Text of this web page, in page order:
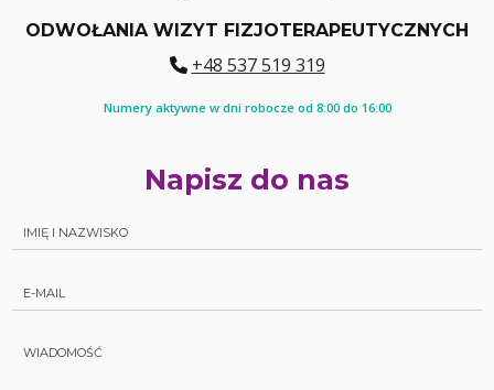
ODWOŁANIA WIZYT FIZJOTERAPEUTYCZNYCH
+48 537 519 319
Numery aktywne w dni robocze od 8:00 do 16:00
Napisz do nas